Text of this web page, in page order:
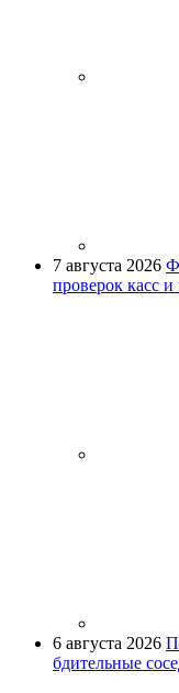
7 августа 2026
проверок касс
6 августа 2026
бдительные